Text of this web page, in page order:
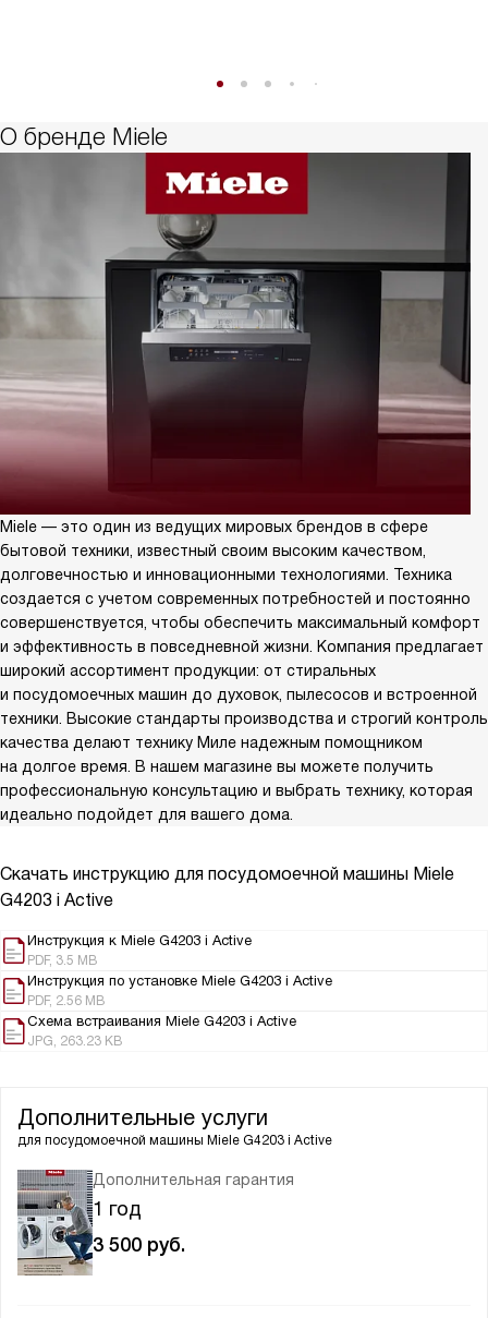
О бренде Miele
Miele — это один из ведущих мировых брендов в сфере
бытовой техники, известный своим высоким качеством,
долговечностью и инновационными технологиями. Техника
создается с учетом современных потребностей и постоянно
совершенствуется, чтобы обеспечить максимальный комфорт
и эффективность в повседневной жизни. Компания предлагает
широкий ассортимент продукции: от стиральных
и посудомоечных машин до духовок, пылесосов и встроенной
техники. Высокие стандарты производства и строгий контроль
качества делают технику Миле надежным помощником
на долгое время. В нашем магазине вы можете получить
профессиональную консультацию и выбрать технику, которая
идеально подойдет для вашего дома.
Скачать инструкцию для посудомоечной машины Miele
G4203 i Active
Инструкция к Miele G4203 i Active
PDF, 3.5 MB
Инструкция по установке Miele G4203 i Active
PDF, 2.56 MB
Схема встраивания Miele G4203 i Active
JPG, 263.23 KB
Дополнительные услуги
для посудомоечной машины Miele G4203 i Active
Дополнительная гарантия
1 год
3 500 руб.